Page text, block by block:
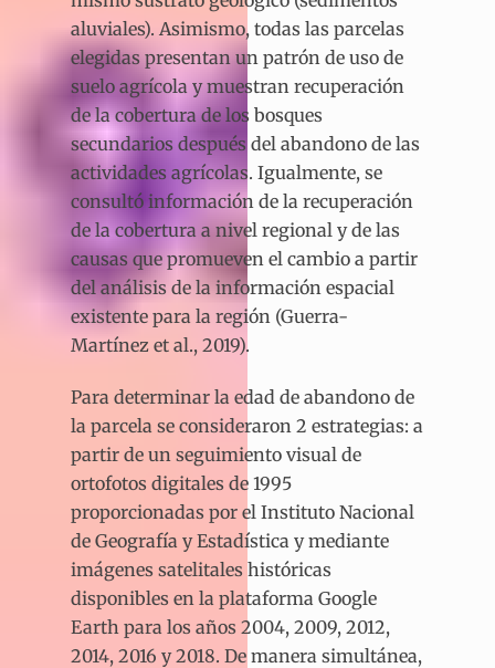
aluviales). Asimismo, todas las parcelas
elegidas presentan un patrón de uso de
suelo agrícola y muestran recuperación
de la cobertura de los bosques
secundarios después del abandono de las
actividades agrícolas. Igualmente, se
consultó información de la recuperación
de la cobertura a nivel regional y de las
causas que promueven el cambio a partir
del análisis de la información espacial
existente para la región (Guerra-
Martínez et al., 2019).
Para determinar la edad de abandono de
la parcela se consideraron 2 estrategias: a
partir de un seguimiento visual de
ortofotos digitales de 1995
proporcionadas por el Instituto Nacional
de Geografía y Estadística y mediante
imágenes satelitales históricas
disponibles en la plataforma Google
Earth para los años 2004, 2009, 2012,
2014, 2016 y 2018. De manera simultánea,